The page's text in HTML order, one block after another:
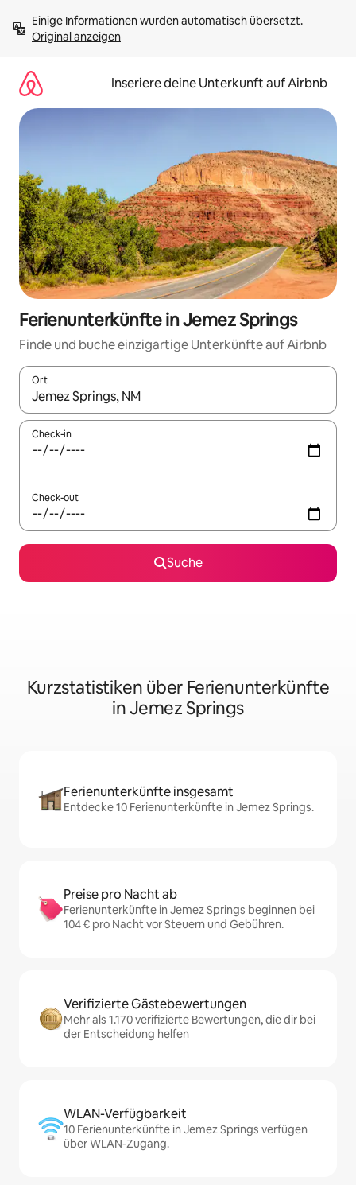
Inhalten
springenOriginal anzeigen
Inseriere deine Unterkunft auf Airbnb
Ferienunterkünfte in Jemez Springs
Finde und buche einzigartige Unterkünfte auf Airbnb
Ort
Wenn Ergebnisse verfügbar sind, navigiere mit den
Check-in
Check-out
Suche
Kurzstatistiken über Ferienunterkünfte
in Jemez Springs
Ferienunterkünfte insgesamt
Entdecke 10 Ferienunterkünfte in Jemez Springs.
Preise pro Nacht ab
Ferienunterkünfte in Jemez Springs beginnen bei
104 € pro Nacht vor Steuern und Gebühren.
Verifizierte Gästebewertungen
Mehr als 1.170 verifizierte Bewertungen, die dir bei
der Entscheidung helfen
WLAN-Verfügbarkeit
10 Ferienunterkünfte in Jemez Springs verfügen
über WLAN-Zugang.